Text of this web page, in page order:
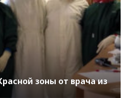
зоны от врача из